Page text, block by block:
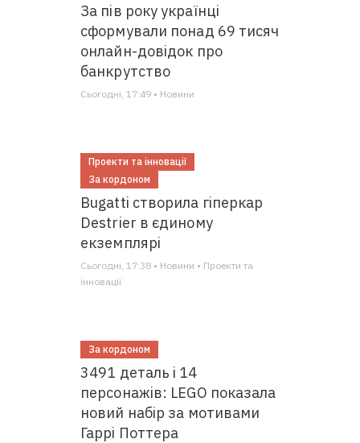
За пів року українці
сформували понад 69 тисяч
онлайн-довідок про
банкрутство
Сьогодні, 17:49 • Новини
Проекти та інновації
За кордоном
Bugatti створила гіперкар
Destrier в єдиному
екземплярі
Сьогодні, 17:38 • Новини • Проекти та
інновації
За кордоном
3491 деталь і 14
персонажів: LEGO показала
новий набір за мотивами
Гаррі Поттера